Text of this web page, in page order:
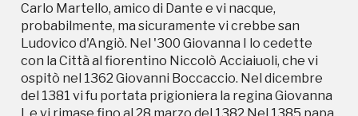
Carlo Martello, amico di Dante e vi nacque,
probabilmente, ma sicuramente vi crebbe san
Ludovico d'Angiò. Nel '300 Giovanna I lo cedette
con la Città al fiorentino Niccolò Acciaiuoli, che vi
ospitò nel 1362 Giovanni Boccaccio. Nel dicembre
del 1381 vi fu portata prigioniera la regina Giovanna
andò lentamente in disuso e non fu ristrutturato per
difendersi dalle armi da fuoco. Nel 1521 fu acquistato
con la Città da Tiberio Carafa, primo duca di Nocera,
e fu usato come residenza ducale fino alla
costruzione del fastoso palazzo ducale ai piedi della
collina, dove è oggi l’ex caserma Tofano, da parte di